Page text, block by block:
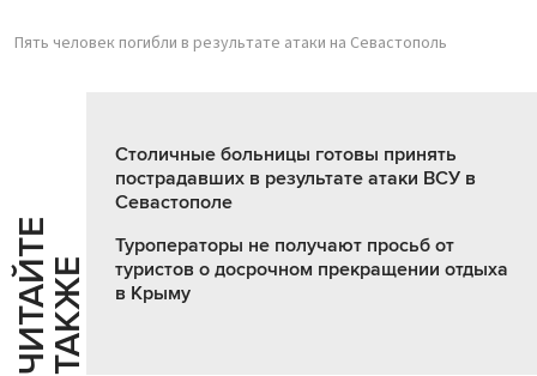
Пять человек погибли в результате атаки на Севастополь
Ч
И
Т
АЙ
Т
Е
Т
А
К
ЖЕ
Столичные больницы готовы принять
пострадавших в результате атаки ВСУ в
Севастополе
Туроператоры не получают просьб от
туристов о досрочном прекращении отдыха
в Крыму